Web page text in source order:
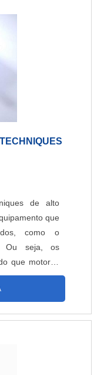
de alto
que
como o
Ou seja, os
que motores
e encoder
entre
Ele